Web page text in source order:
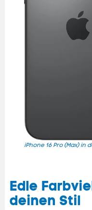
iPhone 16 Pro (Max) in
Edle
deinen Stil